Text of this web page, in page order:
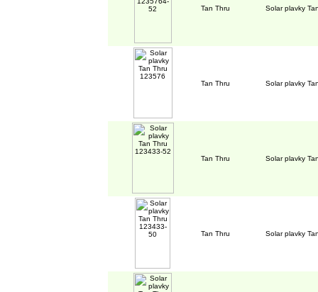
Tan Thru Solar plavky
Tan Thru Solar plavky
Tan Thru Solar plavky
Tan Thru Solar plavky